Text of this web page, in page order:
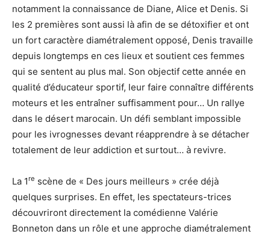
notamment la connaissance de Diane, Alice et Denis. Si
les 2 premières sont aussi là afin de se détoxifier et ont
un fort caractère diamétralement opposé, Denis travaille
depuis longtemps en ces lieux et soutient ces femmes
qui se sentent au plus mal. Son objectif cette année en
qualité d’éducateur sportif, leur faire connaître différents
moteurs et les entraîner suffisamment pour… Un rallye
dans le désert marocain. Un défi semblant impossible
pour les ivrognesses devant réapprendre à se détacher
totalement de leur addiction et surtout… à revivre.
La 1re scène de « Des jours meilleurs » crée déjà
quelques surprises. En effet, les spectateurs-trices
découvriront directement la comédienne Valérie
Bonneton dans un rôle et une approche diamétralement